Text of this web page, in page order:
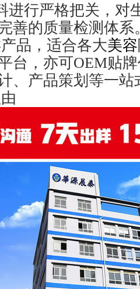
进行严格把关，对
善的质量检测体系
品，适合各大美容
台，亦可OEM贴
、产品策划等一站